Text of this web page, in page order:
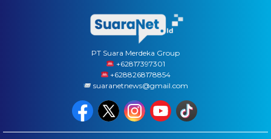
PT Suara Merdeka Group
‪+62817397301
+6288268178854
suaranetnews@gmail.com